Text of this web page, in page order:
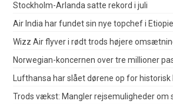
Stockholm-Arlanda satte rekord i juli
Air India har fundet sin nye topchef i
Wizz Air flyver i rødt trods højere
Norwegian-koncernen over tre millioner
Lufthansa har slået dørene op for historisk
Trods vækst: Mangler rejsemuligheder om